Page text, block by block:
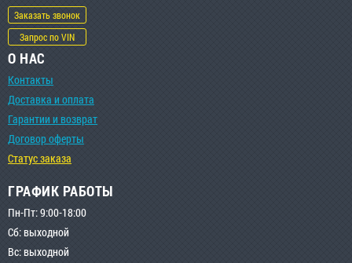
Заказать звонок
Запрос по VIN
О НАС
Контакты
Доставка и оплата
Гарантии и возврат
Договор оферты
Статус заказа
ГРАФИК РАБОТЫ
Пн-Пт: 9:00-18:00
Сб: выходной
Вс: выходной